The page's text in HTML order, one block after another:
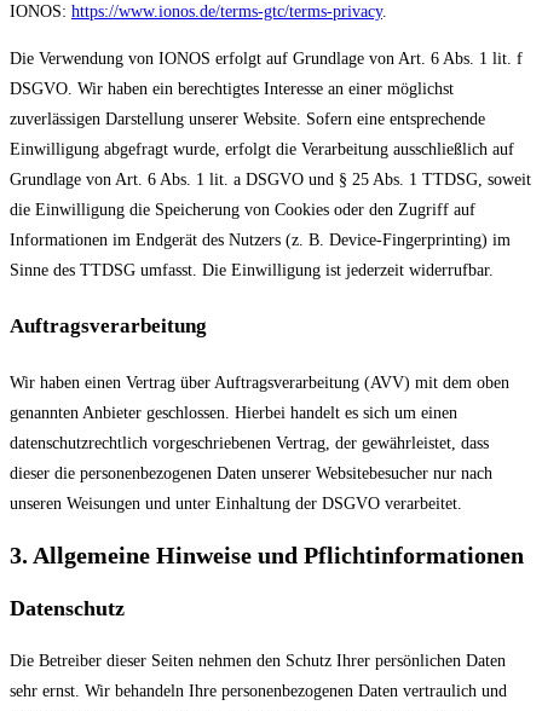
IONOS: https://www.ionos.de/terms-gtc/terms-privacy.
Die Verwendung von IONOS erfolgt auf Grundlage von Art. 6 Abs. 1 lit. f
DSGVO. Wir haben ein berechtigtes Interesse an einer möglichst
zuverlässigen Darstellung unserer Website. Sofern eine entsprechende
Einwilligung abgefragt wurde, erfolgt die Verarbeitung ausschließlich auf
Grundlage von Art. 6 Abs. 1 lit. a DSGVO und § 25 Abs. 1 TTDSG, soweit
die Einwilligung die Speicherung von Cookies oder den Zugriff auf
Informationen im Endgerät des Nutzers (z. B. Device-Fingerprinting) im
Sinne des TTDSG umfasst. Die Einwilligung ist jederzeit widerrufbar.
Auftragsverarbeitung
Wir haben einen Vertrag über Auftragsverarbeitung (AVV) mit dem oben
genannten Anbieter geschlossen. Hierbei handelt es sich um einen
datenschutzrechtlich vorgeschriebenen Vertrag, der gewährleistet, dass
dieser die personenbezogenen Daten unserer Websitebesucher nur nach
unseren Weisungen und unter Einhaltung der DSGVO verarbeitet.
3. Allgemeine Hinweise und Pflicht­informationen
Datenschutz
Die Betreiber dieser Seiten nehmen den Schutz Ihrer persönlichen Daten
sehr ernst. Wir behandeln Ihre personenbezogenen Daten vertraulich und